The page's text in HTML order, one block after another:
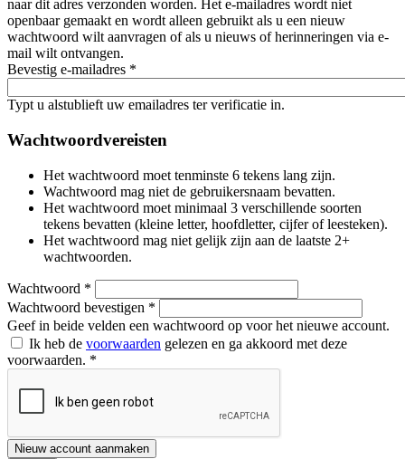
naar dit adres verzonden worden. Het e-mailadres wordt niet
openbaar gemaakt en wordt alleen gebruikt als u een nieuw
wachtwoord wilt aanvragen of als u nieuws of herinneringen via e-
mail wilt ontvangen.
Bevestig e-mailadres *
Typt u alstublieft uw emailadres ter verificatie in.
Wachtwoordvereisten
Het wachtwoord moet tenminste 6 tekens lang zijn.
Wachtwoord mag niet de gebruikersnaam bevatten.
Het wachtwoord moet minimaal 3 verschillende soorten
tekens bevatten (kleine letter, hoofdletter, cijfer of leesteken).
Het wachtwoord mag niet gelijk zijn aan de laatste 2+
wachtwoorden.
Wachtwoord *
Wachtwoord bevestigen *
Geef in beide velden een wachtwoord op voor het nieuwe account.
Ik heb de voorwaarden gelezen en ga akkoord met deze
voorwaarden. *
Nieuw account aanmaken